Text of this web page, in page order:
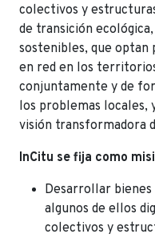
colectivos y
de transición
sostenibles, que optan
en red en los
conjuntamente y de
los problemas locales,
visión transformadora
InCitu se fija como
Desarrollar
algunos de ellos
colectivos y